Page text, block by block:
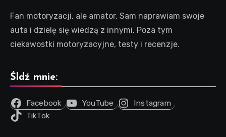
Fan motoryzacji, ale amator. Sam naprawiam swoje
auta i dzielę się wiedzą z innymi. Poza tym
ciekawostki motoryzacyjne, testy i recenzje.
Śldź mnie:
Facebook YouTube
Instagram
TikTok